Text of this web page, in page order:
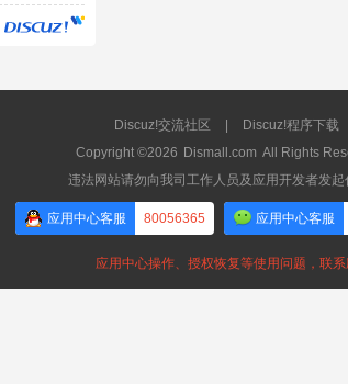
Discuz!交流社区 Discuz!程序下载
Copyright ©2026 Dismall.com All Rights
违法网站请勿向我司工作人员及应用开发者发
应用中心客服 80056365 应用中心客服
应用中心操作、授权恢复等使用问题，联